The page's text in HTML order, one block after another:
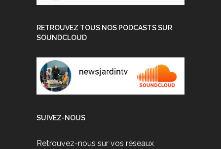
RETROUVEZ TOUS NOS PODCASTS SUR
SOUNDCLOUD
SUIVEZ-NOUS
Retrouvez-nous sur vos réseaux